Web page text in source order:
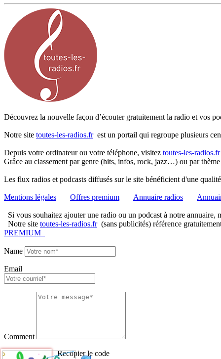
Découvrez la nouvelle façon d’écouter gratuitement la radio et vos
Notre site toutes-les-radios.frest un portail qui regroupe plusieurs
Depuis votre ordinateur ou votre téléphone, visitez toutes-les-radios.fr
Grâce au classement par genre (hits, infos, rock, jazz…) ou par
Les flux radios et podcasts diffusés sur le site bénéficient d'une
Mentions légales Offres premium Annuaire radios
Si vous souhaitez ajouter une radio ou un podcast à notre
Notre site toutes-les-radios.fr(sans publicités) référence
PREMIUM
Name
Email
Comment
Recopier le code